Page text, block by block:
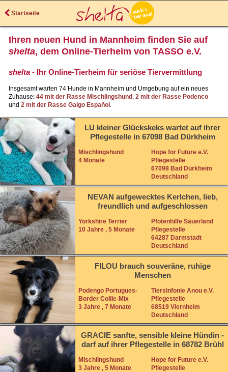
Startseite
Ihren neuen Hund in Mannheim finden Sie auf
shelta, dem Online-Tierheim von TASSO e.V.
shelta - Ihr Online-Tierheim für seriöse Tiervermittlung
Insgesamt warten 74 Hunde in Mannheim und Umgebung auf ein neues
Zuhause: 44 mit der Rasse Mischlingshund , 2 mit der Rasse Podenco
und 2 mit der Rasse Galgo Español .
LU kleiner Glückskeks wartet auf ihrer
Pflegestelle in 67098 Bad Dürkheim
Mischlingshund
4 Monate
Hope for Future e.V.
Pflegestelle
67098 Bad Dürkheim
Deutschland
NEVAN aufgewecktes Kerlchen, lieb,
freundlich und aufgeschlossen
Yorkshire Terrier
10 Jahre , 5 Monate
Pfotenhilfe Sauerland
Pflegestelle
64287 Darmstadt
Deutschland
FILOU brauch souveräne, ruhige
Menschen
Podengo Portugues-
Border Collie-Mix
3 Jahre , 7 Monate
Tiersinfonie Anou e.V.
Pflegestelle
68519 Viernheim
Deutschland
GRACIE sanfte, sensible kleine Hündin -
darf auf ihrer Pflegestelle in 68782 Brühl
Mischlingshund
3 Jahre , 5 Monate
Hope for Future e.V.
Pflegestelle